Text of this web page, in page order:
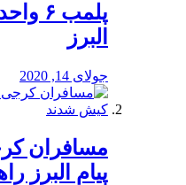
البرز
جولای 14, 2020
مسافران
پیام البرز